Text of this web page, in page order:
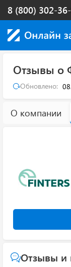
8 (800) 302-
Отзывы о
Обновлено:
О компании
Отзывы и